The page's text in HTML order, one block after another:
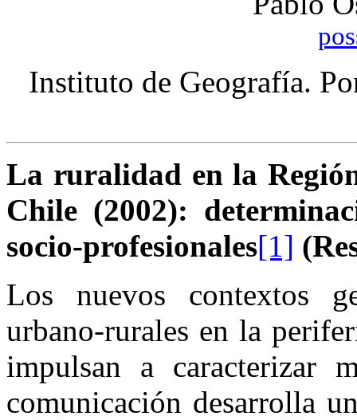
Instituto de Geografía.
La ruralidad en la
Chile (2002):
socio-profesionales[1]
Los nuevos contextos
urbano-rurales en la
impulsan a caracterizar
comunicación desarrolla